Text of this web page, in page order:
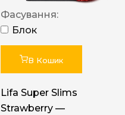
Фасування:
Блок
В Кошик
Lifa Super Slims
Strawberry —